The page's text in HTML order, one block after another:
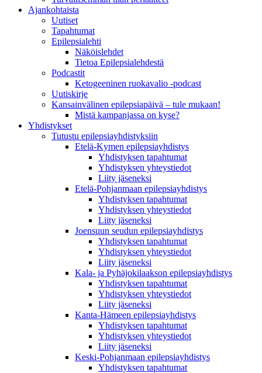
Ajankohtaista
Uutiset
Tapahtumat
Epilepsialehti
Näköislehdet
Tietoa Epilepsialehdestä
Podcastit
Ketogeeninen ruokavalio -podcast
Uutiskirje
Kansainvälinen epilepsiapäivä – tule mukaan!
Mistä kampanjassa on kyse?
Yhdistykset
Tutustu epilepsiayhdistyksiin
Etelä-Kymen epilepsiayhdistys
Yhdistyksen tapahtumat
Yhdistyksen yhteystiedot
Liity jäseneksi
Etelä-Pohjanmaan epilepsiayhdistys
Yhdistyksen tapahtumat
Yhdistyksen yhteystiedot
Liity jäseneksi
Joensuun seudun epilepsiayhdistys
Yhdistyksen tapahtumat
Yhdistyksen yhteystiedot
Liity jäseneksi
Kala- ja Pyhäjokilaakson epilepsiayhdistys
Yhdistyksen tapahtumat
Yhdistyksen yhteystiedot
Liity jäseneksi
Kanta-Hämeen epilepsiayhdistys
Yhdistyksen tapahtumat
Yhdistyksen yhteystiedot
Liity jäseneksi
Keski-Pohjanmaan epilepsiayhdistys
Yhdistyksen tapahtumat